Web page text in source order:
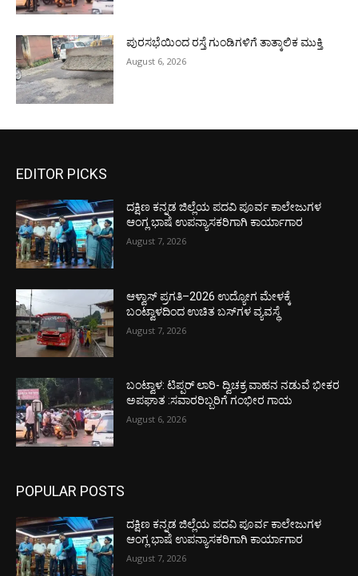
ಪುರಸಭೆಯಿಂದ ರಸ್ತೆ ಗುಂಡಿಗಳಿಗೆ ತಾತ್ಕಾಲಿಕ ಮುಕ್ತಿ
August 6, 2026
EDITOR PICKS
ದಕ್ಷಿಣ ಕನ್ನಡ ಜಿಲ್ಲೆಯ ಪದವಿ ಪೂರ್ವ ಕಾಲೇಜುಗಳ
ಆಂಗ್ಲ ಭಾಷೆ ಉಪನ್ಯಾಸಕರಿಗಾಗಿ ಕಾರ್ಯಾಗಾರ
August 7, 2026
ಆಳ್ವಾಸ್ ಪ್ರಗತಿ–2026 ಉದ್ಯೋಗ ಮೇಳಕ್ಕೆ
ಬಂಟ್ವಾಳದಿಂದ ಉಚಿತ ಬಸ್‌ಗಳ ವ್ಯವಸ್ಥೆ
August 7, 2026
ಬಂಟ್ವಾಳ: ಟಿಪ್ಪರ್ ಲಾರಿ- ದ್ವಿಚಕ್ರ ವಾಹನ ನಡುವೆ ಭೀಕರ
ಅಪಘಾತ :ಸವಾರರಿಬ್ಬರಿಗೆ ಗಂಭೀರ ಗಾಯ
August 6, 2026
POPULAR POSTS
ದಕ್ಷಿಣ ಕನ್ನಡ ಜಿಲ್ಲೆಯ ಪದವಿ ಪೂರ್ವ ಕಾಲೇಜುಗಳ
ಆಂಗ್ಲ ಭಾಷೆ ಉಪನ್ಯಾಸಕರಿಗಾಗಿ ಕಾರ್ಯಾಗಾರ
August 7, 2026